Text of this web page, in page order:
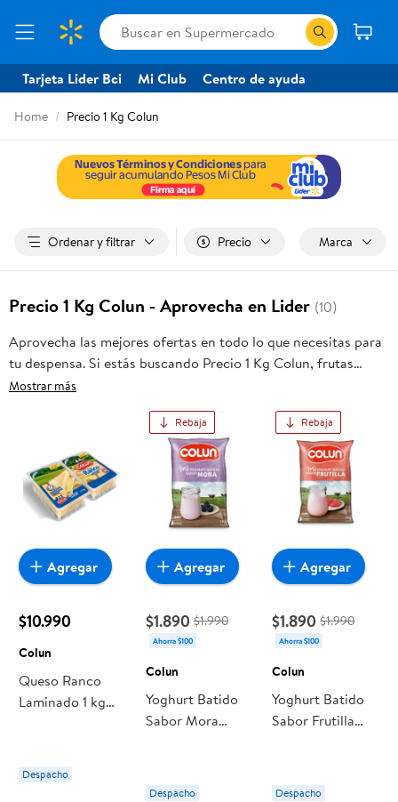
Tarjeta Lider Bci Mi Club Centro de ayuda
Home Precio 1 Kg Colun
Ordenar y filtrar Precio Marca
Precio 1 Kg Colun - Aprovecha en Lider (10)
Aprovecha las mejores ofertas en todo lo que necesitas para
tu despensa. Si estás buscando Precio 1 Kg Colun, frutas
frescas, carnes, pan o productos para el hogar, aquí lo
despacho a domicilio o retiro en tienda, y haz que esta
oportunidad sea realmente conveniente para ti y tu familia.
Mostrar más
$10.990
Colun
Queso Ranco
Laminado 1 kg
Despacho
Agregar
Rebaja
$1.890 $1.990
Ahorra $100
Colun
Yoghurt Batido
Sabor Mora
Despacho
Agregar
Rebaja
$1.890 $1.990
Ahorra $100
Colun
Yoghurt Batido
Sabor Frutilla
Despacho
Agregar